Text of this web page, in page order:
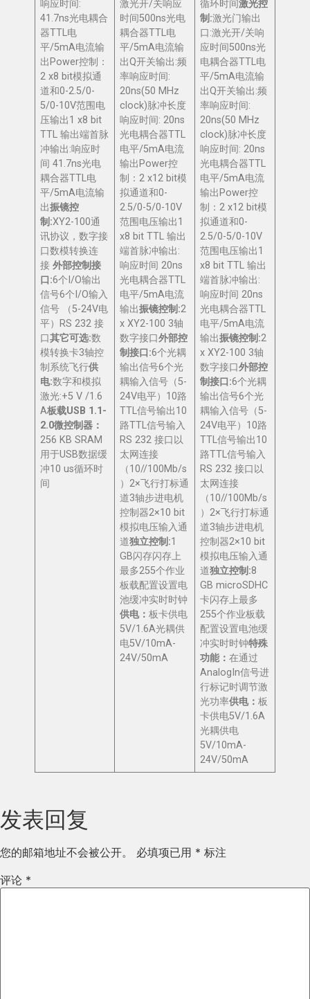
响应时间:
41.7ns光电耦合
器TTL电
平/5mA电流输
出Power控制：
2 x8 bit模拟通
道和0-2.5/0-
5/0-10V范围电
压输出1 x8 bit
TTL 输出端首脉
冲输出:响应时
间 41.7ns光电
耦合器TTL电
平/5mA电流输
出振镜控
制 :XY2-100通
讯协议，数字接
口数模转换连
接外部控制接
口:6个I/O输出
信号6个I/O输入
信号 （5-24V电
平）RS 232 接
口其它可选:数
模转换卡3轴控
制系统飞行供
电:数字和模拟
激光:+5 V /1.6
A板载USB 1.1-
2.0微控制器：
256 KB SRAM
用于USB数据缓
冲10 us循环时
间
激光开/关响应
时间500ns光电
耦合器TTL电
平/5mA电流输
出Q开关输出:频
率响应时间:
20ns(50 MHz
clock)脉冲长度
响应时间: 20ns
光电耦合器TTL
电平/5mA电流
输出Power控
制：2 x12 bit模
拟通道和0-
2.5/0-5/0-10V
范围电压输出1
x8 bit TTL 输出
端首脉冲输出:
响应时间 20ns
光电耦合器TTL
电平/5mA电流
输出振镜控制 :2
x XY2-100 3轴
数字接口外部控
制接口:6个光耦
输出信号6个光
耦输入信号（5-
24V电平）10路
TTL信号输出10
路TTL信号输入
RS 232 接口以
太网连接
（10//100Mb/s
）2×飞行打标通
道3轴步进电机
控制器2×10 bit
模拟电压输入通
道独立控制 :1
GB闪存闪存上
最多255个作业
板载配置设置电
池缓冲实时时钟
供电：板卡供电
5V/1.6A光耦供
电5V/10mA-
24V/50mA
循环时间激光控
制 :激光门输出
口:激光开/关响
应时间500ns光
电耦合器TTL电
平/5mA电流输
出Q开关输出:频
率响应时间:
20ns(50 MHz
clock)脉冲长度
响应时间: 20ns
光电耦合器TTL
电平/5mA电流
输出Power控
制：2 x12 bit模
拟通道和0-
2.5/0-5/0-10V
范围电压输出1
x8 bit TTL 输出
端首脉冲输出:
响应时间 20ns
光电耦合器TTL
电平/5mA电流
输出振镜控制 :2
x XY2-100 3轴
数字接口外部控
制接口:6个光耦
输出信号6个光
耦输入信号（5-
24V电平）10路
TTL信号输出10
路TTL信号输入
RS 232 接口以
太网连接
（10//100Mb/s
）2×飞行打标通
道3轴步进电机
控制器2×10 bit
模拟电压输入通
道独立控制 :8
GB microSDHC
卡闪存上最多
255个作业板载
配置设置电池缓
冲实时时钟特殊
功能：在通过
AnalogIn信号进
行标记时调节激
光功率供电：板
卡供电5V/1.6A
光耦供电
5V/10mA-
24V/50mA
发表回复
您的邮箱地址不会被公开。 必填项已用 * 标注
评论 *